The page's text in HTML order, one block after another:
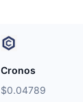
Cronos
$0.04789